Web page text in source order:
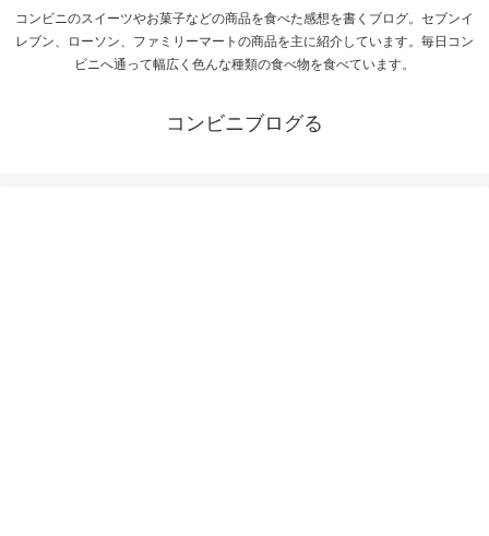
コンビニのスイーツやお菓子などの商品を食べた感想を書くブログ。セブンイ
レブン、ローソン、ファミリーマートの商品を主に紹介しています。毎日コン
ビニへ通って幅広く色んな種類の食べ物を食べています。
コンビニブログる